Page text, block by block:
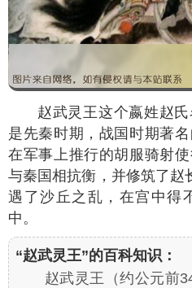
赵武灵王这个嬴姓赵
是先秦时期，战国时期著
在军事上推行的胡服骑射
与秦国相抗衡，并修筑了赵
遇了沙丘之乱，在宫中得
中。
“赵武灵王”的百科知识：
赵武灵王（约公元前